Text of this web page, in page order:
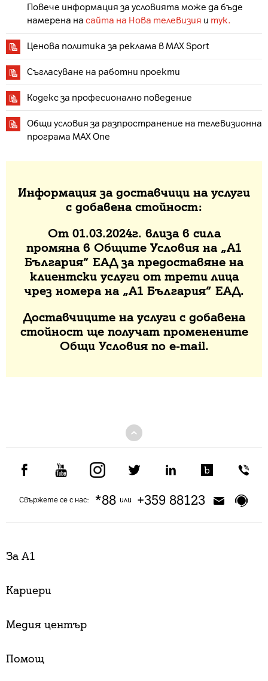
Повече информация за условията може да бъде
намерена на сайта на Нова телевизия и тук.
Ценова политика за реклама в MAX Sport
Съгласуване на работни проекти
Кодекс за професионално поведение
Общи условия за разпространение на телевизионна
програмa MAX One
Информация за доставчици на услуги
с добавена стойност:
От 01.03.2024г. влиза в сила
промяна в Общите Условия на „А1
България” ЕАД за предоставяне на
клиентски услуги от трети лица
чрез номера на „А1 България” ЕАД.
Доставчиците на услуги с добавена
стойност ще получат променените
Общи Условия по e-mail.
Свържете се с нас: *88или +359 88123
За А1
Кариери
Медия център
Помощ